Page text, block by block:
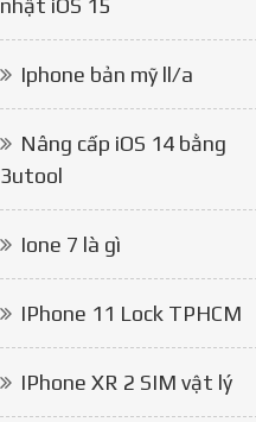
nhật iOS 15
Iphone bản mỹ ll/a
Nâng cấp iOS 14 bằng
3utool
Ione 7 là gì
IPhone 11 Lock TPHCM
IPhone XR 2 SIM vật lý